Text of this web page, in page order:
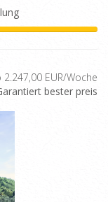
2.247,00 EUR/Woche
bester preis